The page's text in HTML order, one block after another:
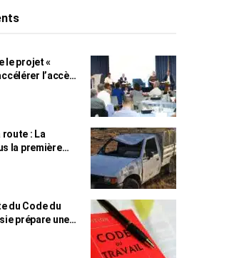
le projet «
l’accès
solaire
: La
la première
la plus
du Code du
prépare une
au